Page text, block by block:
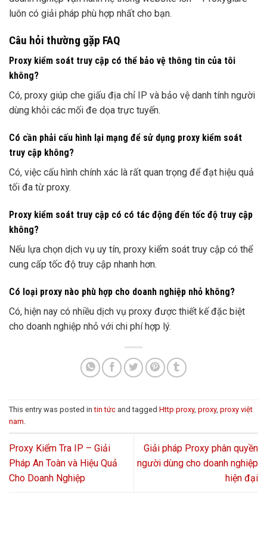
luôn có giải pháp phù hợp nhất cho bạn.
Câu hỏi thường gặp FAQ
Proxy kiểm soát truy cập có thể bảo vệ thông tin của tôi
không?
Có, proxy giúp che giấu địa chỉ IP và bảo vệ danh tính người
dùng khỏi các mối đe dọa trực tuyến.
Có cần phải cấu hình lại mạng để sử dụng proxy kiểm soát
truy cập không?
Có, việc cấu hình chính xác là rất quan trọng để đạt hiệu quả
tối đa từ proxy.
Proxy kiểm soát truy cập có có tác động đến tốc độ truy cập
không?
Nếu lựa chọn dịch vụ uy tín, proxy kiểm soát truy cập có thể
cung cấp tốc độ truy cập nhanh hơn.
Có loại proxy nào phù hợp cho doanh nghiệp nhỏ không?
Có, hiện nay có nhiều dịch vụ proxy được thiết kế đặc biệt
cho doanh nghiệp nhỏ với chi phí hợp lý.
This entry was posted intin tức and tagged Http proxy, proxy, proxy việt
nam.
Proxy Kiểm Tra IP – Giải
Pháp An Toàn và Hiệu Quả
Cho Doanh Nghiệp
Giải pháp Proxy phân quyền
người dùng cho doanh nghiệp
hiện đại